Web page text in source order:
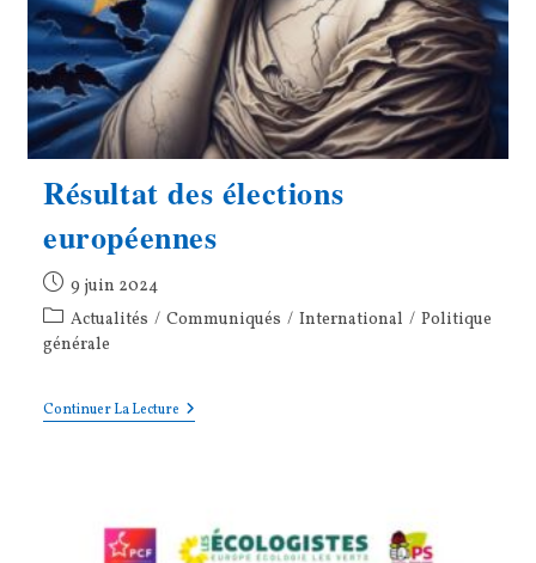
Résultat des élections
européennes
Publication
publiée :
9 juin 2024
Post
category:
Actualités / Communiqués / International / Politique
générale
Continuer La LectureRésultat
Des